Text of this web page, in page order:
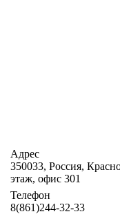
Адрес
350033, Россия,
этаж, офис 301
Телефон
8(861)244-32-33